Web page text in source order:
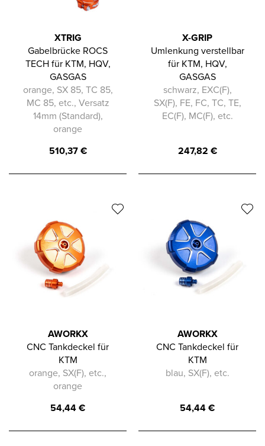
XTRIG
Gabelbrücke ROCS
TECH für KTM, HQV,
GASGAS
orange, SX 85, TC 85,
MC 85, etc., Versatz
14mm (Standard),
orange
510,37€
X-GRIP
Umlenkung verstellbar
für KTM, HQV,
GASGAS
schwarz, EXC(F),
SX(F), FE, FC, TC, TE,
EC(F), MC(F), etc.
247,82 €
AWORKX
CNC Tankdeckel für
KTM
orange, SX(F), etc.,
orange
54,44€
AWORKX
CNC Tankdeckel für
KTM
blau, SX(F), etc.
54,44€